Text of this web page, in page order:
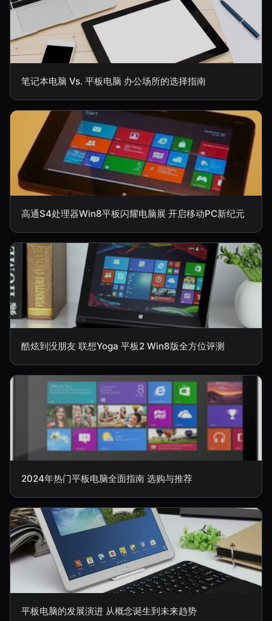
笔记本电脑 Vs. 平板电脑 办公场所的选择指南
高通S4处理器Win8平板闪耀电脑展 开启移动PC新纪元
酷炫到没朋友 联想Yoga 平板2 Win8版全方位评测
2024年热门平板电脑全面指南 选购与推荐
平板电脑的发展演进 从概念诞生到未来趋势